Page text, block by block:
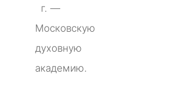
г. —
Московскую
духовную
академию.